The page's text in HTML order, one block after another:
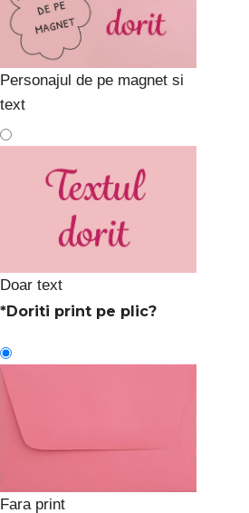
Personajul de pe magnet si
text
Doar text
*Doriti print pe plic?
Fara print